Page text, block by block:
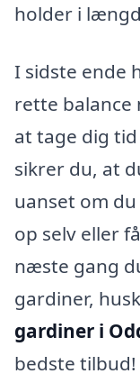
holder i
I sidste ende
rette balance
at tage dig
sikrer du, at
uanset om
op selv eller
næste gang
gardiner,
gardiner i
bedste tilbud!